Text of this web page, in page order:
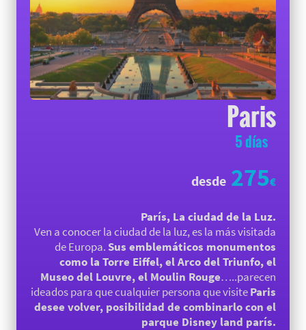
Paris
5 días
desde 275€
París, La ciudad de la Luz.
Ven a conocer la ciudad de la luz, es la más visitada
de Europa.Sus emblemáticos monumentos
como la Torre Eiffel, el Arco del Triunfo, el
Museo del Louvre, el Moulin Rouge…..parecen
ideados para que cualquier persona que visiteParis
desee volver, posibilidad de combinarlo con el
parque Disney land parís.